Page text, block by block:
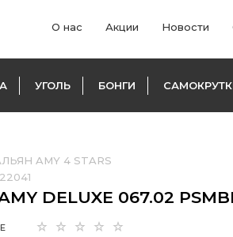
О нас Акции Новости
УГОЛЬ БОНГИ
AMY 4 STARS
22041
DELUXE 067.02